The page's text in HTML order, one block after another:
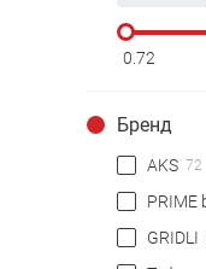
0.72
Бренд
AKS 72
PRIME
GRIDLI